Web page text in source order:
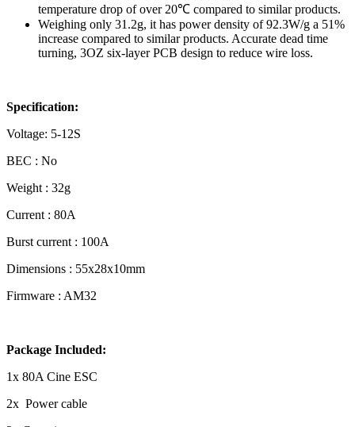
temperature drop of over 20℃ compared to similar products.
Weighing only 31.2g, it has power density of 92.3W/g a 51%
increase compared to similar products. Accurate dead time
turning, 3OZ six-layer PCB design to reduce wire loss.
Specification:
Voltage: 5-12S
BEC : No
Weight : 32g
Current : 80A
Burst current : 100A
Dimensions : 55x28x10mm
Firmware : AM32
Package Included:
1x 80A Cine ESC
2x Power cable